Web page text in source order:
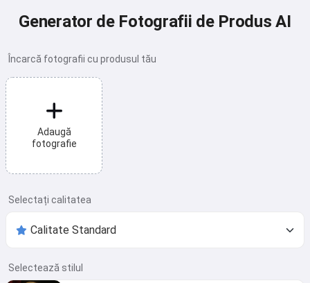
Generator de Fotografii de Produs AI
Încarcă fotografii cu produsul tău
Adaugă
fotografie
Selectați calitatea
Selectează stilul